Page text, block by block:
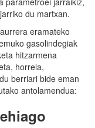
du martxan.
eramateko
gasolindegiak
hitzarmena
horrela,
berriari bide eman
antolamendua: